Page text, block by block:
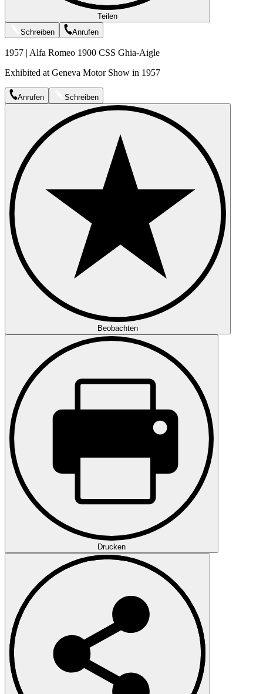
Teilen
Schreiben
Anrufen
1957 | Alfa Romeo 1900 CSS Ghia-Aigle
Exhibited at Geneva Motor Show in 1957
Anrufen Schreiben
Beobachten
Drucken